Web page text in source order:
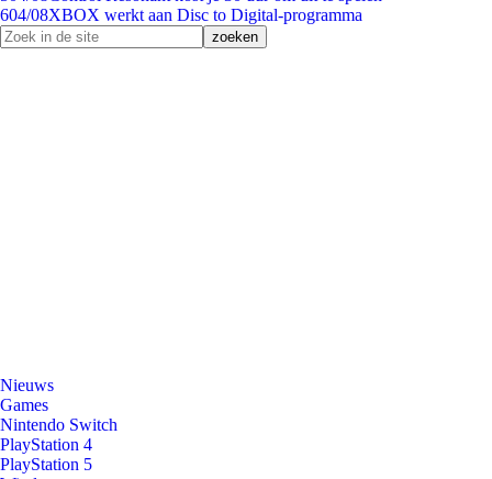
604/08XBOX werkt aan Disc to Digital-programma
Nieuws
Games
Nintendo Switch
PlayStation 4
PlayStation 5